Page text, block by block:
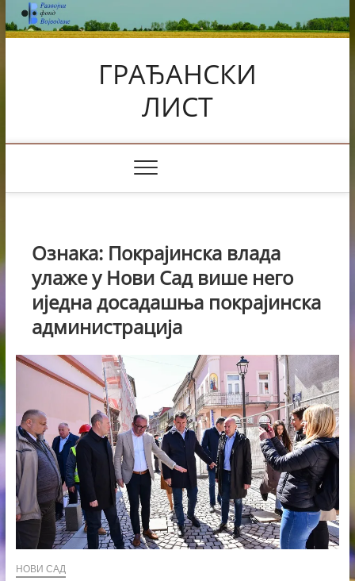
Skip
to
content
ГРАЂАНСКИ
ЛИСТ
Ознака: Покрајинска влада
улаже у Нови Сад више него
иједна досадашња покрајинска
администрација
НОВИ САД